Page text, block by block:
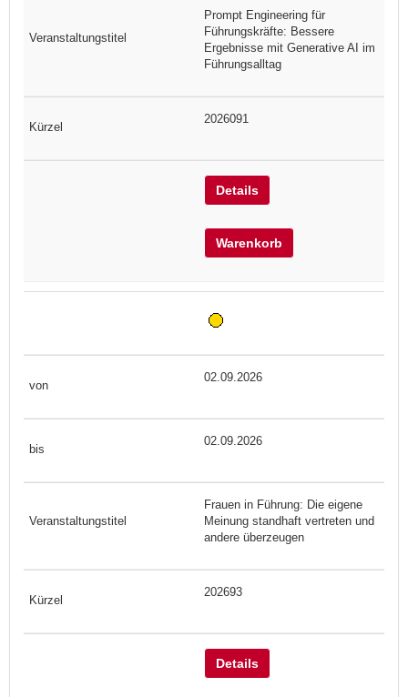
Prompt Engineering für
Führungskräfte: Bessere
Ergebnisse mit Generative AI im
Führungsalltag
2026091
Details
Warenkorb
02.09.2026
02.09.2026
Frauen in Führung: Die eigene
Meinung standhaft vertreten und
andere überzeugen
202693
Details